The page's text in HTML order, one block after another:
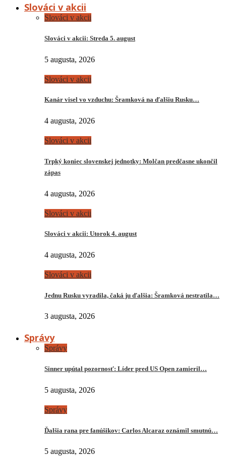
Slováci v akcii
Slováci v akcii
Slováci v akcii: Streda 5. august
5 augusta, 2026
Slováci v akcii
Kanár visel vo vzduchu: Šramková na ďalšiu Rusku…
4 augusta, 2026
Slováci v akcii
Trpký koniec slovenskej jednotky: Molčan predčasne ukončil
zápas
4 augusta, 2026
Slováci v akcii
Slováci v akcii: Utorok 4. august
4 augusta, 2026
Slováci v akcii
Jednu Rusku vyradila, čaká ju ďalšia: Šramková nestratila…
3 augusta, 2026
Správy
Správy
Sinner upútal pozornosť: Líder pred US Open zamieril…
5 augusta, 2026
Správy
Ďalšia rana pre fanúšikov: Carlos Alcaraz oznámil smutnú…
5 augusta, 2026